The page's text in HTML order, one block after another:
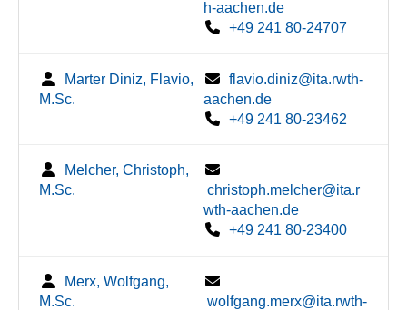
h-aachen.de
+49 241 80-24707
Marter Diniz, Flavio,
M.Sc.
flavio.diniz@ita.rwth-
aachen.de
+49 241 80-23462
Melcher, Christoph,
M.Sc.
christoph.melcher@ita.r
wth-aachen.de
+49 241 80-23400
Merx, Wolfgang,
M.Sc.
wolfgang.merx@ita.rwth-